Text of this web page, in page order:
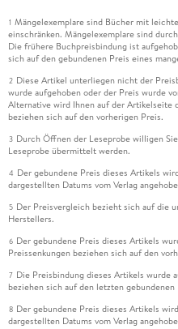
1 Mängelexemplare sind Bücher mit
einschränken. Mängelexemplare sind
Die frühere Buchpreisbindung ist
sich auf den gebundenen Preis eines
2 Diese Artikel unterliegen nicht der
wurde aufgehoben oder der Preis wurde
Alternative wird Ihnen auf der Artikelseite
beziehen sich auf den vorherigen Preis.
3 Durch Öffnen der Leseprobe willigen
Leseprobe übermittelt werden.
4 Der gebundene Preis dieses Artikels
dargestellten Datums vom Verlag
5 Der Preisvergleich bezieht sich auf die
Herstellers.
6 Der gebundene Preis dieses Artikels
Preissenkungen beziehen sich auf den
7 Die Preisbindung dieses Artikels wurde
beziehen sich auf den letzten gebundenen
8 Der gebundene Preis dieses Artikels
dargestellten Datums vom Verlag